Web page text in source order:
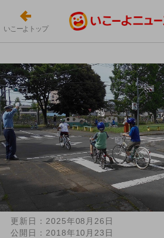
いこーよトップ
更新日： 2025年08月26日
公開日： 2018年10月23日